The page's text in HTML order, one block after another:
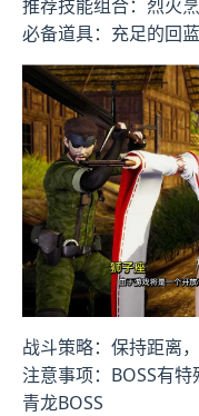
推荐技能组合：烈火
必备道具：充足的回
战斗策略：保持距离
注意事项：BOSS有
青龙BOSS